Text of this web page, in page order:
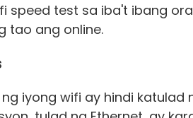
speed test sa iba't ibang
tao ang online.
iyong wifi ay hindi katulad